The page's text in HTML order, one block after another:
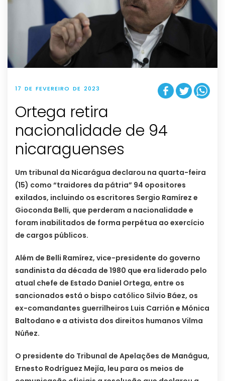
17 DE FEVEREIRO DE 2023
Ortega retira
nacionalidade de 94
nicaraguenses
Um tribunal da Nicarágua declarou na quarta-feira
(15) como “traidores da pátria” 94 opositores
exilados, incluindo os escritores Sergio Ramírez e
Gioconda Belli, que perderam a nacionalidade e
foram inabilitados de forma perpétua ao exercício
de cargos públicos.
Além de Belli Ramírez, vice-presidente do governo
sandinista da década de 1980 que era liderado pelo
atual chefe de Estado Daniel Ortega, entre os
sancionados está o bispo católico Silvio Báez, os
ex-comandantes guerrilheiros Luis Carrión e Mónica
Baltodano e a ativista dos direitos humanos Vilma
Núñez.
O presidente do Tribunal de Apelações de Manágua,
Ernesto Rodríguez Mejía, leu para os meios de